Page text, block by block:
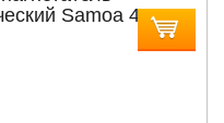
Samoa 424
PM3 для бочек